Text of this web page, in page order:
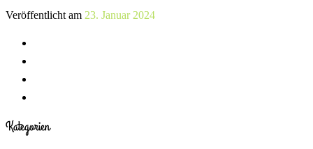
Veröffentlicht am 23. Januar 2024
Kategorien